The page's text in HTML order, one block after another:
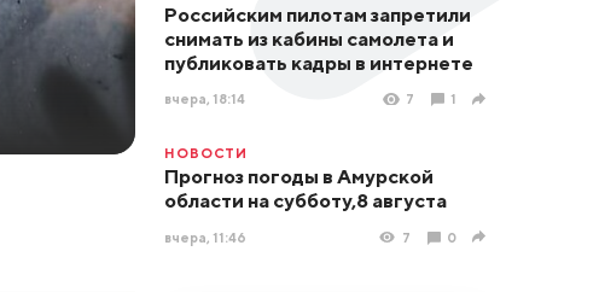
Российским пилотам запретили
снимать из кабины самолета и
публиковать кадры в интернете
вчера, 18:14 7 1
НОВОСТИ
Прогноз погоды в Амурской
области на субботу,8 августа
вчера, 11:46 7 0